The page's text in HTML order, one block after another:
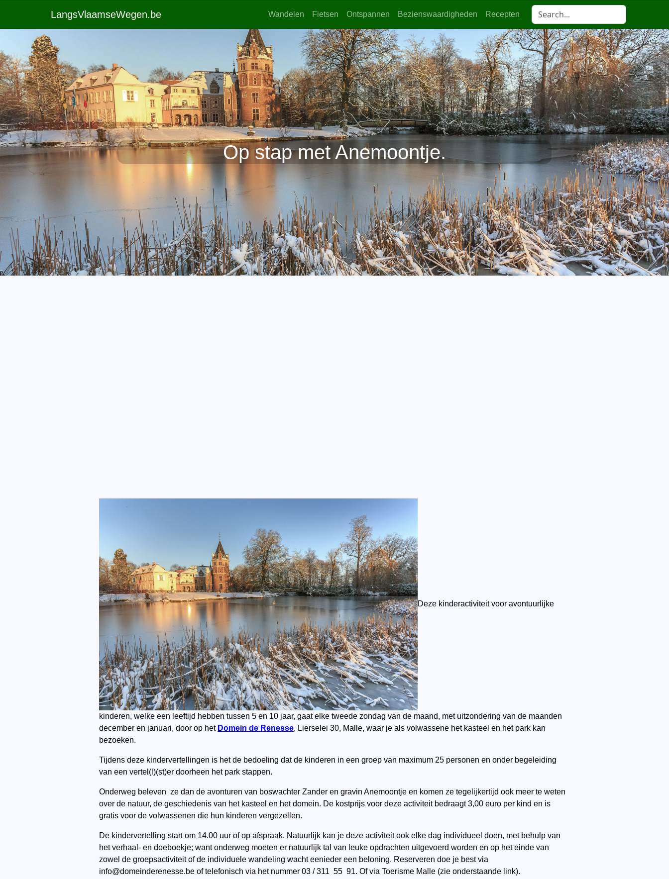
LangsVlaamseWegen.be Wandelen Fietsen Ontspannen Bezienswaardigheden Recepten
Op stap met Anemoontje.
Deze kinderactiviteit voor avontuurlijke
kinderen, welke een leeftijd hebben tussen 5 en 10 jaar, gaat elke tweede zondag van de maand, met uitzondering van de maanden
december en januari, door op het Domein de Renesse, Lierselei 30, Malle, waar je als volwassene het kasteel en het park kan
bezoeken.
Tijdens deze kindervertellingen is het de bedoeling dat de kinderen in een groep van maximum 25 personen en onder begeleiding
van een vertel(l)(st)er doorheen het park stappen.
Onderweg beleven ze dan de avonturen van boswachter Zander en gravin Anemoontje en komen ze tegelijkertijd ook meer te weten
over de natuur, de geschiedenis van het kasteel en het domein. De kostprijs voor deze activiteit bedraagt 3,00 euro per kind en is
gratis voor de volwassenen die hun kinderen vergezellen.
De kindervertelling start om 14.00 uur of op afspraak. Natuurlijk kan je deze activiteit ook elke dag individueel doen, met behulp van
het verhaal- en doeboekje; want onderweg moeten er natuurlijk tal van leuke opdrachten uitgevoerd worden en op het einde van
zowel de groepsactiviteit of de individuele wandeling wacht eenieder een beloning. Reserveren doe je best via
info@domeinderenesse.be of telefonisch via het nummer 03 / 311 55 91. Of via Toerisme Malle (zie onderstaande link).